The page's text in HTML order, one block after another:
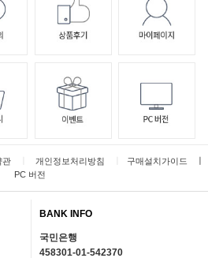
관 개인정보처리방침 구매설치가이드
PC 버전
BANK INFO
국민은행
458301-01-542370